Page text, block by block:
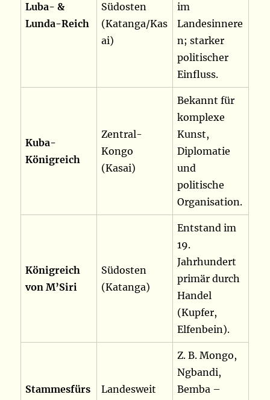
Luba- &
Lunda-Reich
Südosten
(Katanga/Kas
ai)
im
Landesinnere
n; starker
politischer
Einfluss.
Kuba-
Königreich
Zentral-
Kongo
(Kasai)
Bekannt für
komplexe
Kunst,
Diplomatie
und
politische
Organisation.
Königreich
von M’Siri
Südosten
(Katanga)
Entstand im
19.
Jahrhundert
primär durch
Handel
(Kupfer,
Elfenbein).
Stammesfürs Landesweit
Z. B. Mongo,
Ngbandi,
Bemba –